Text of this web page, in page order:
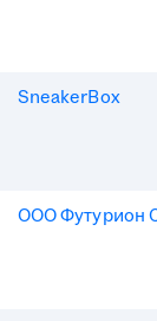
SneakerBox
ООО Футурион